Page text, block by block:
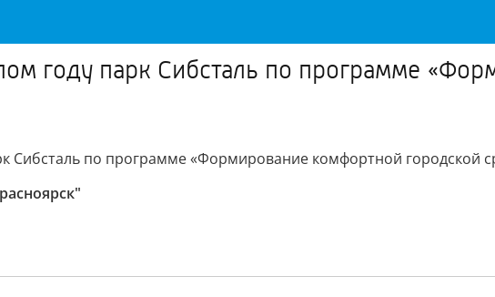
году парк Сибсталь по программе
Сибсталь по программе «Формирование комфортной городской